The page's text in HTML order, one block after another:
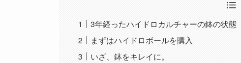
3年経ったハイドロカルチャーの鉢の状態
まずはハイドロボールを購入
いざ、鉢をキレイに。